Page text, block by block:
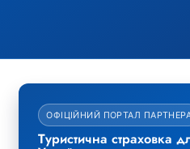
ОФІЦІЙНИЙ ПОРТАЛ
Туристична страховка